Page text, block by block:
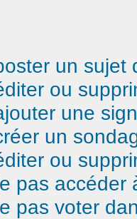
un sujet
ou
une
un
ou
pas accéder
pas voter